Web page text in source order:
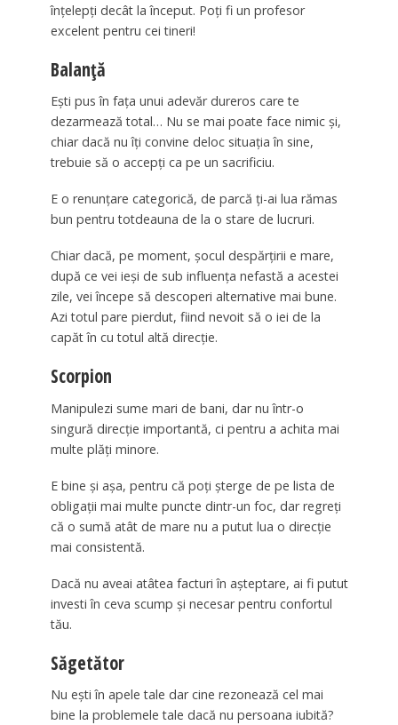
înţelepţi decât la început. Poţi fi un profesor
excelent pentru cei tineri!
Balanță
Eşti pus în faţa unui adevăr dureros care te
dezarmează total… Nu se mai poate face nimic şi,
chiar dacă nu îţi convine deloc situaţia în sine,
trebuie să o accepţi ca pe un sacrificiu.
E o renunţare categorică, de parcă ţi-ai lua rămas
bun pentru totdeauna de la o stare de lucruri.
Chiar dacă, pe moment, şocul despărţirii e mare,
după ce vei ieşi de sub influenţa nefastă a acestei
zile, vei începe să descoperi alternative mai bune.
Azi totul pare pierdut, fiind nevoit să o iei de la
capăt în cu totul altă direcţie.
Scorpion
Manipulezi sume mari de bani, dar nu într-o
singură direcţie importantă, ci pentru a achita mai
multe plăţi minore.
E bine şi aşa, pentru că poţi şterge de pe lista de
obligaţii mai multe puncte dintr-un foc, dar regreţi
că o sumă atât de mare nu a putut lua o direcţie
mai consistentă.
Dacă nu aveai atâtea facturi în aşteptare, ai fi putut
investi în ceva scump şi necesar pentru confortul
tău.
Săgetător
Nu eşti în apele tale dar cine rezonează cel mai
bine la problemele tale dacă nu persoana iubită?